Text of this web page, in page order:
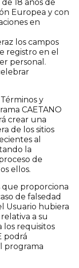
18 años de
Europea y con
en
los campos
registro en el
personal.
y
CAETANO
crear una
de los sitios
al
la
de
ellos.
que proporciona
de falsedad
Usuario hubiera
a su
los requisitos
podrá
programa